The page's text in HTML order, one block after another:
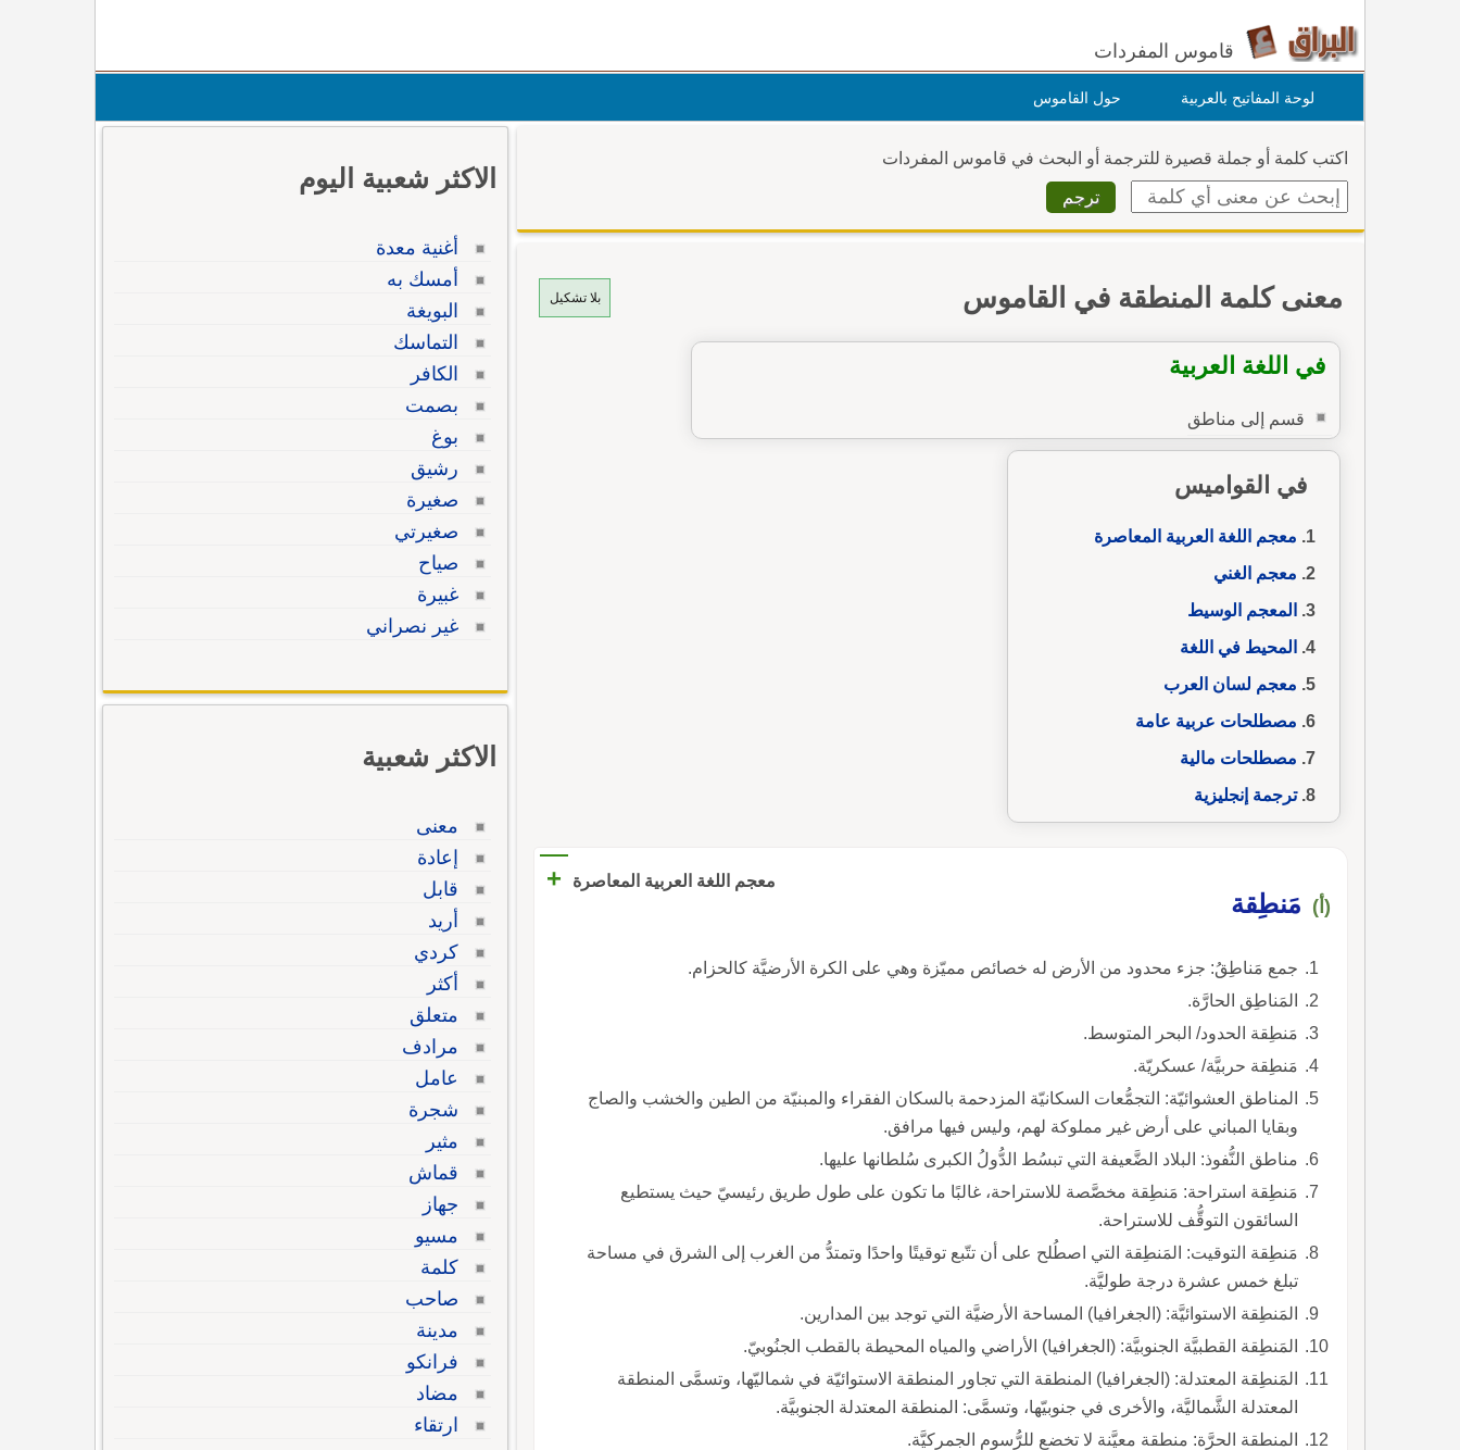
قاموس المفردات
لوحة المفاتيح بالعربية حول القاموس
اكتب كلمة أو جملة قصيرة للترجمة أو البحث في قاموس المفردات
بلا تشكيل معنى كلمة المنطقة في القاموس
في اللغة العربية
قسم إلى مناطق
في القواميس
معجم اللغة العربية المعاصرة
معجم الغني
المعجم الوسيط
المحيط في اللغة
معجم لسان العرب
مصطلحات عربية عامة
مصطلحات مالية
ترجمة إنجليزية
معجم اللغة العربية المعاصرة +
(أ) مَنطِقة
جمع مَناطِقُ: جزء محدود من الأرض له خصائص مميّزة وهي على الكرة الأرضيَّة كالحزام.
المَناطِق الحارَّة.
مَنطِقة الحدود/ البحر المتوسط.
مَنطِقة حربيَّة/ عسكريّة.
المناطق العشوائيّة: التجمُّعات السكانيّة المزدحمة بالسكان الفقراء والمبنيّة من الطين والخشب والصاج
وبقايا المباني على أرض غير مملوكة لهم، وليس فيها مرافق.
مناطق النُّفوذ: البلاد الضَّعيفة التي تبسُط الدُّولُ الكبرى سُلطانها عليها.
مَنطِقة استراحة: مَنطِقة مخصَّصة للاستراحة، غالبًا ما تكون على طول طريق رئيسيّ حيث يستطيع
السائقون التوقُّف للاستراحة.
مَنطِقة التوقيت: المَنطِقة التي اصطُلح على أن تتّبع توقيتًا واحدًا وتمتدُّ من الغرب إلى الشرق في مساحة
تبلغ خمس عشرة درجة طوليَّة.
المَنطِقة الاستوائيَّة: (الجغرافيا) المساحة الأرضيَّة التي توجد بين المدارين.
المَنطِقة القطبيَّة الجنوبيَّة: (الجغرافيا) الأراضي والمياه المحيطة بالقطب الجنُوبيّ.
المَنطِقة المعتدلة: (الجغرافيا) المنطقة التي تجاور المنطقة الاستوائيّة في شماليّها، وتسمَّى المنطقة
المعتدلة الشَّماليَّة، والأخرى في جنوبيّها، وتسمَّى: المنطقة المعتدلة الجنوبيَّة.
المنطقة الحرَّة: منطقة معيَّنة لا تخضع للرُّسوم الجمركيَّة.
الاكثر شعبية اليوم
أغنية معدة
أمسك به
البويغة
التماسك
الكافر
بصمت
بوغ
رشيق
صغيرة
صغيرتي
صياح
غبيرة
غير نصراني
الاكثر شعبية
معنى
إعادة
قابل
أريد
كردي
أكثر
متعلق
مرادف
عامل
شجرة
مثير
قماش
جهاز
مسيو
كلمة
صاحب
مدينة
فرانكو
مضاد
ارتقاء